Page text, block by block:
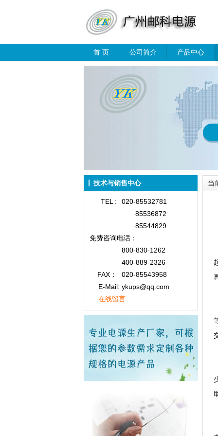
首 页 公司简介 产品中心
技术与销售中心
TEL :
020-85532781
85536872
85544829
免费咨询电话：
800-830-1262
400-889-2326
FAX：
020-85543958
E-Mail: ykups@qq.com
在线留言
当